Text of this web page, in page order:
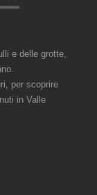
e delle grotte,
per scoprire
in Valle